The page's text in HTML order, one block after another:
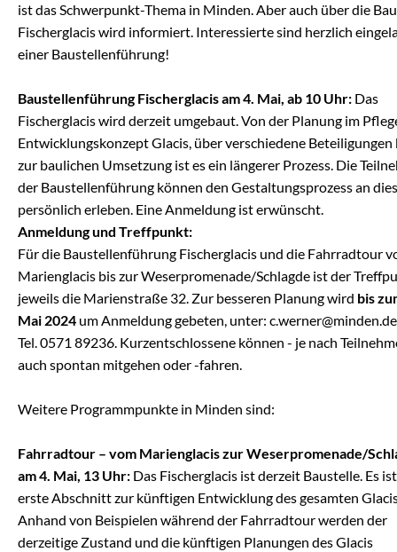
ist das Schwerpunkt-Thema in Minden. Aber auch über die
Fischerglacis wird informiert. Interessierte sind herzlich
einer Baustellenführung!
Baustellenführung Fischerglacis am 4. Mai, ab 10 Uhr: Das
Fischerglacis wird derzeit umgebaut. Von der Planung im
Entwicklungskonzept Glacis, über verschiedene Beteiligungen
zur baulichen Umsetzung ist es ein längerer Prozess. Die
der Baustellenführung können den Gestaltungsprozess an
persönlich erleben. Eine Anmeldung ist erwünscht.
Anmeldung und Treffpunkt:
Für die Baustellenführung Fischerglacis und die Fahrradtour
Marienglacis bis zur Weserpromenade/Schlagde ist der
jeweils die Marienstraße 32. Zur besseren Planung wird bis
Mai 2024 um Anmeldung gebeten, unter: c.werner@minden.de
Tel. 0571 89236. Kurzentschlossene können - je nach
auch spontan mitgehen oder -fahren.
Weitere Programmpunkte in Minden sind:
Fahrradtour – vom Marienglacis zur Weserpromenade/
am 4. Mai, 13 Uhr: Das Fischerglacis ist derzeit Baustelle. Es
erste Abschnitt zur künftigen Entwicklung des gesamten
Anhand von Beispielen während der Fahrradtour werden der
derzeitige Zustand und die künftigen Planungen des Glacis